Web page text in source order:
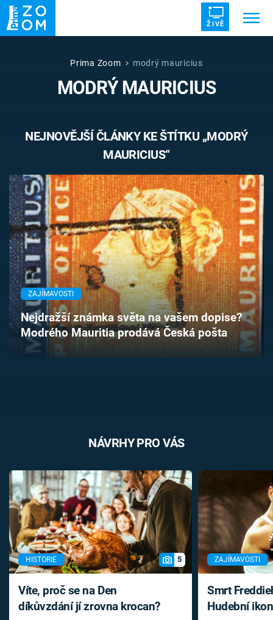
ŽIVĚ
ZRÁDCI UFO DRUHÁ SVĚTOVÁ VÁLKA
VETŘELCI DÁVNOVĚKU
Témata
Pořady
TV Program
Časopis
Sledujte prima+
Přihlášení
Prima Zoom modrý mauricius
MODRÝ MAURICIUS
NEJNOVĚJŠÍ ČLÁNKY KE ŠTÍTKU „MODRÝ
MAURICIUS“
ZAJÍMAVOSTI
Nejdražší známka světa na vašem dopise?
Modrého Mauritia prodává Česká pošta
NÁVRHY PRO VÁS
HISTORIE 5
Víte, proč se na Den
díkůvzdání jí zrovna krocan?
ZAJÍMAVOSTI
Smrt
Hudební